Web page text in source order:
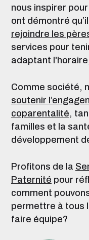
nous inspirer
ont démontré
rejoindre les
services pour
adaptant
Comme société,
soutenir
coparentalité,
familles et la
développement
Profitons de la
Paternité pour
comment
permettre à tous
faire équipe?